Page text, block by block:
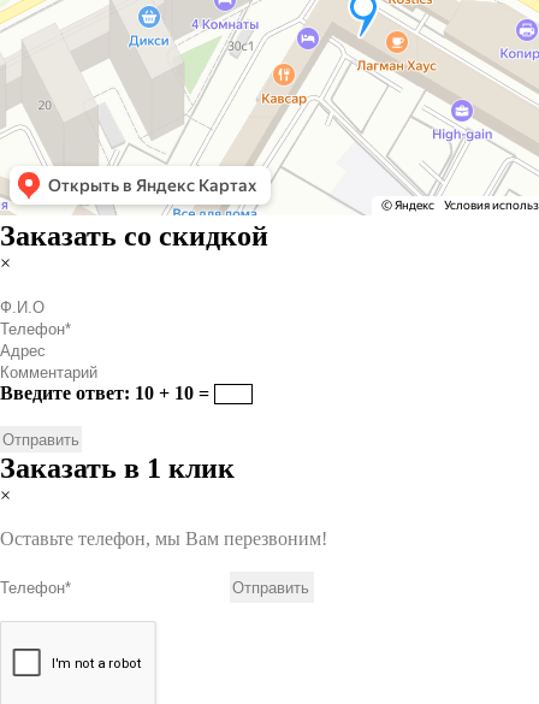
Заказать со скидкой
×
Введите ответ: 10 + 10 =
Заказать в 1 клик
×
Оставьте телефон, мы Вам перезвоним!